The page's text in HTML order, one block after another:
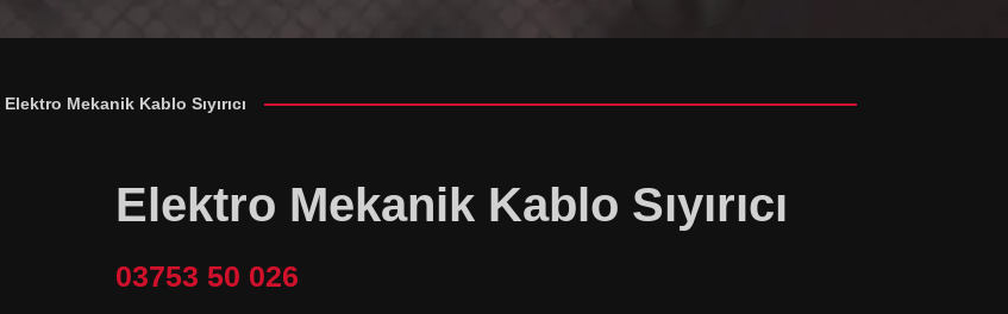
Elektro Mekanik Kablo Sıyırıcı
Elektro Mekanik Kablo Sıyırıcı
03753 50 026